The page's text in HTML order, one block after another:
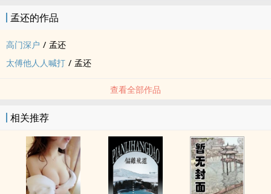
孟还的作品
高门深户 / 孟还
太傅他人人喊打 / 孟还
查看全部作品
相关推荐